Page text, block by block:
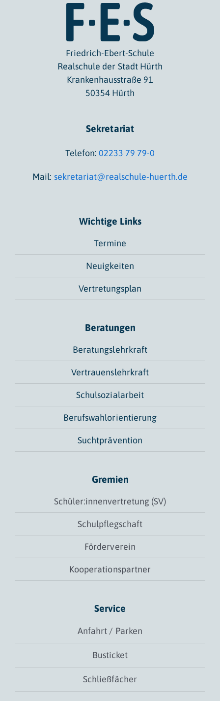
Friedrich-Ebert-Schule
Realschule der Stadt Hürth
Krankenhausstraße 91
50354 Hürth
Sekretariat
Telefon: 02233 79 79-0
Mail: sekretariat@realschule-huerth.de
Wichtige Links
Termine
Neuigkeiten
Vertretungsplan
Beratungen
Beratungslehrkraft
Vertrauenslehrkraft
Schulsozialarbeit
Berufswahlorientierung
Suchtprävention
Gremien
Schüler:innenvertretung (SV)
Schulpflegschaft
Förderverein
Kooperationspartner
Service
Anfahrt / Parken
Busticket
Schließfächer